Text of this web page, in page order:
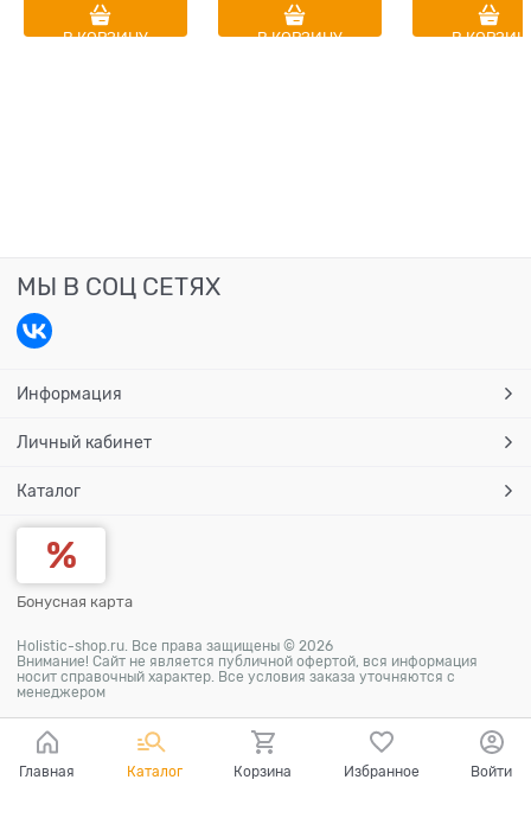
В КОРЗИНУ В КОРЗИНУ В
МЫ В СОЦ СЕТЯХ
Информация
Личный кабинет
Каталог
Бонусная карта
Holistic-shop.ru. Все права защищены © 2026
Внимание! Сайт не является публичной офертой, вся информация
носит справочный характер. Все условия заказа уточняются с
менеджером
Главная Каталог Корзина Избранное Войти